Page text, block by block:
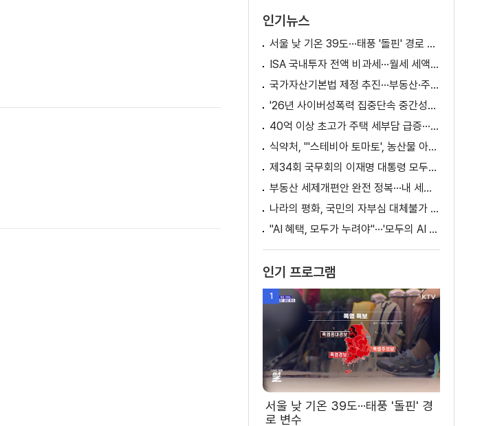
인기뉴스
서울 낮 기온 39도···태풍 '돌핀' 경로 변수
ISA 국내투자 전액 비과세···월세 세액공제 확대
국가자산기본법 제정 추진···부동산·주식 등 통합 관리
'26년 사이버성폭력 집중단속 중간성과 발표···향후 추진계획은?
40억 이상 초고가 주택 세부담 급증···실수요자 보호 강화
식약처, "'스테비아 토마토', 농산물 아닌 가공식품"
제34회 국무회의 이재명 대통령 모두발언
부동산 세제개편안 완전 정복···내 세금 어떻게 달라지나? [K-정책 사용법]
나라의 평화, 국민의 자부심 대체불가 대한민국 이재명 대통령 모두말씀
"AI 혜택, 모두가 누려야"···'모두의 AI 성장사다리' 출범
인기 프로그램
1
서울 낮 기온 39도···태풍 '돌핀' 경
로 변수